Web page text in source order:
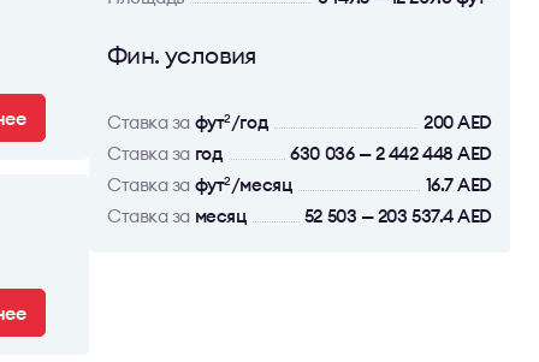
Фин. условия
Ставка за фут2/год
200 AED
Ставка за год
630 036 — 2 442 448 AED
Ставка за фут2/месяц
16.7 AED
Ставка за месяц 52 503 — 203 537.4 AED